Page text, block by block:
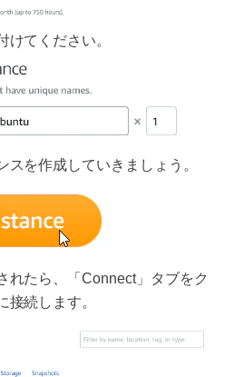
けてください。
スを作成していきましょう。
れたら、「Connect」タブをク
接続します。